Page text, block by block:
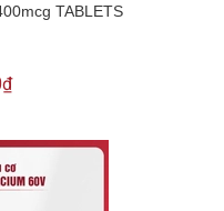
TABLETS